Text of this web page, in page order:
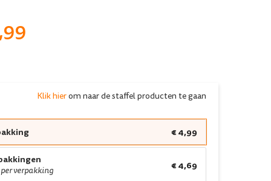
Klik hierom naar de staffel producten te gaan
€ 4,99
verpakking € 4,69